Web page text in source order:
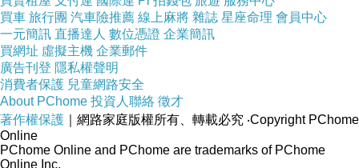
買車 旅行團 汽車險推薦 線上麻將 雜誌 星座命理 會員中心
一元簡訊 直播達人 數位憑證 企業簡訊
買網址 虛擬主機 企業郵件
廣告刊登 隱私權聲明
消費者保護 兒童網路安全
About PChome 投資人聯絡 徵才
著作權保護 ｜網路家庭版權所有、轉載必究 ‧Copyright PChome
Online
PChome Online and PChome are trademarks of PChome
Online Inc.